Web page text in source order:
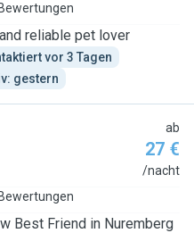
reliable pet lover
vor 3 Tagen
gestern
ab
27 €
/nacht
Best Friend in Nuremberg